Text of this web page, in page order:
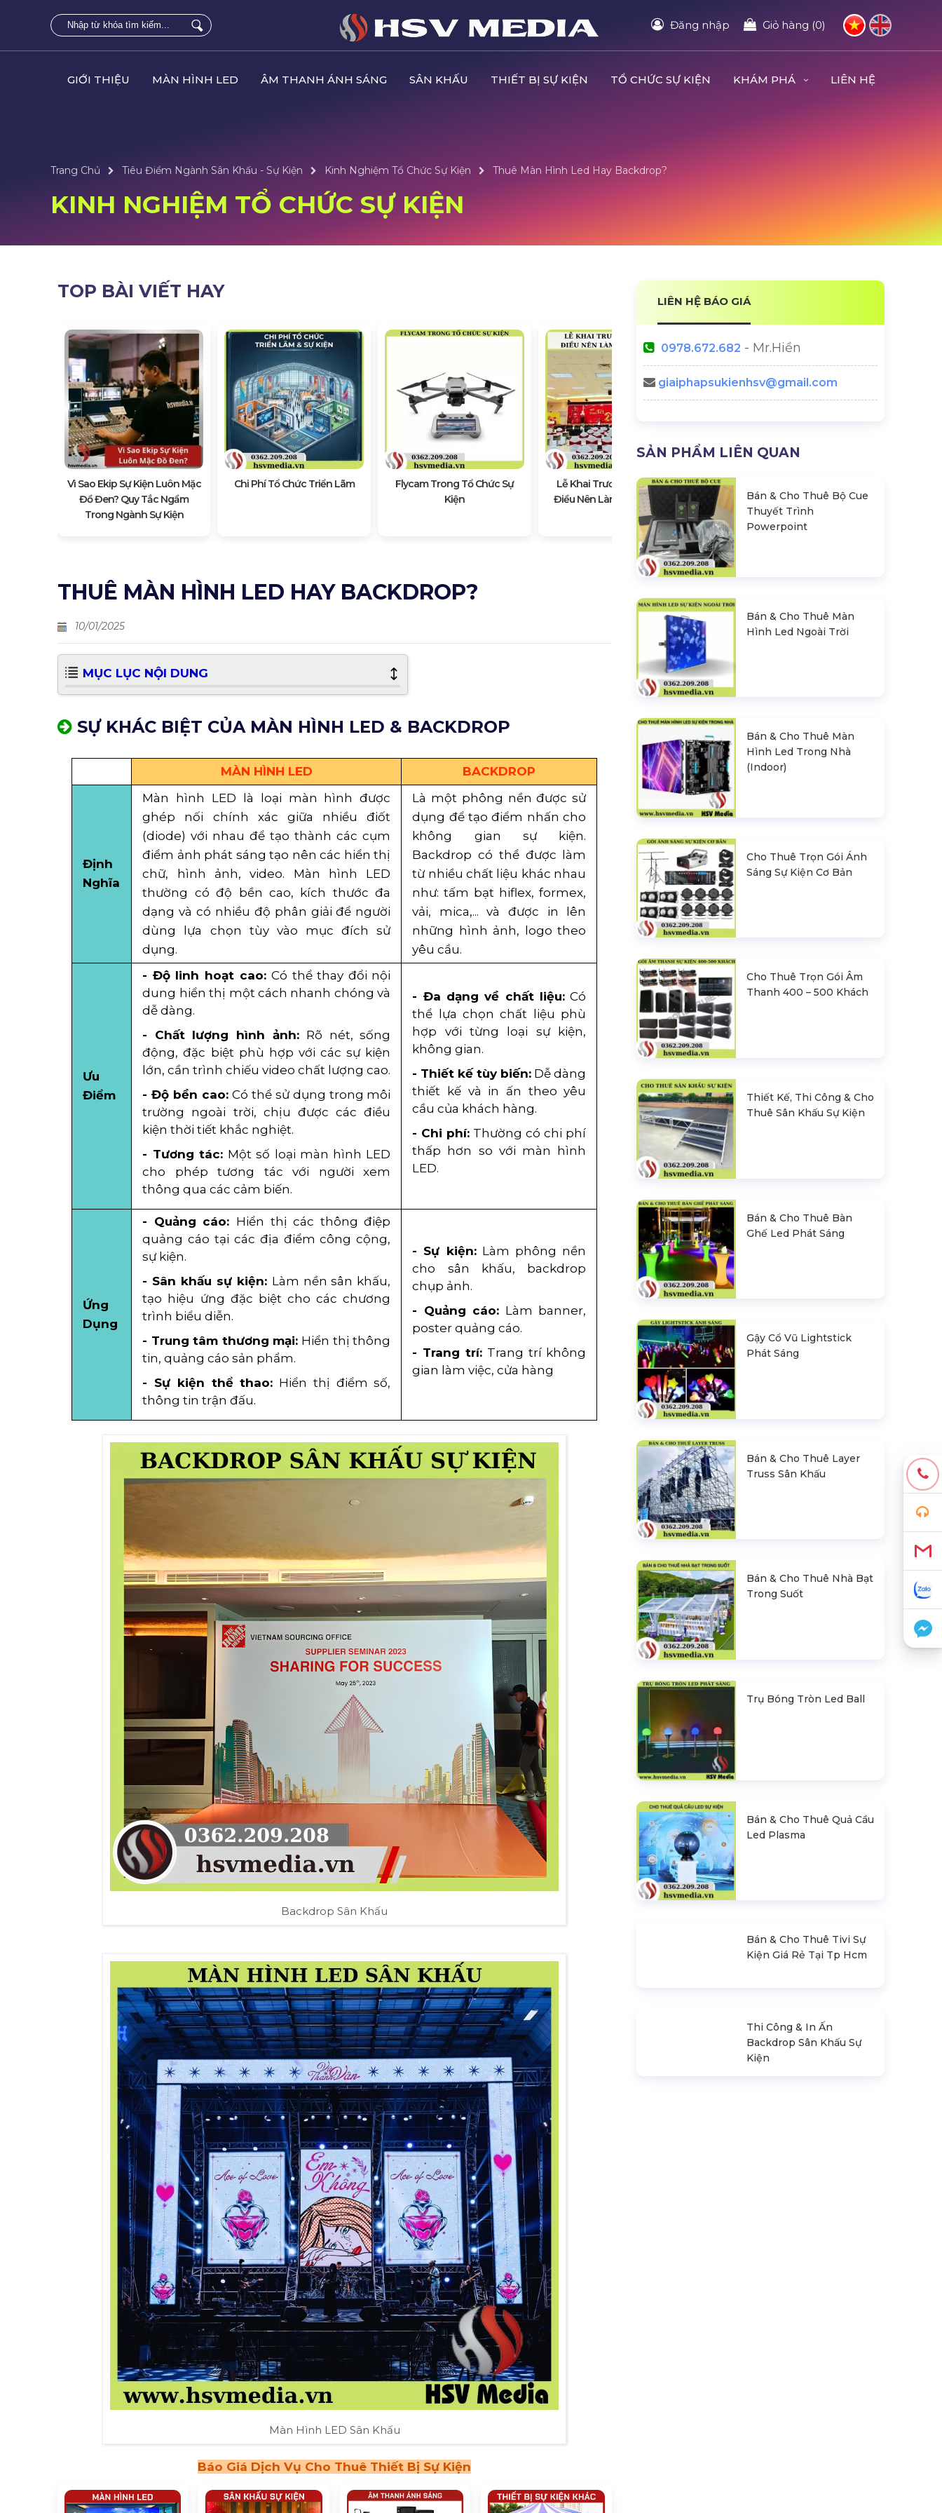
Đăng nhập Giỏ hàng (0)
GIỚI THIỆU MÀN HÌNH LED ÂM THANH ÁNH SÁNG SÂN KHẤU THIẾT BỊ SỰ KIỆN TỔ CHỨC SỰ KIỆN KHÁM PHÁ LIÊN HỆ
Trang Chủ Tiêu Điểm Ngành Sân Khấu - Sự Kiện Kinh Nghiệm Tổ Chức Sự Kiện Thuê Màn Hình Led Hay Backdrop?
KINH NGHIỆM TỔ CHỨC SỰ KIỆN
TOP BÀI VIẾT HAY
Vì Sao Ekip Sự Kiện Luôn Mặc
Đồ Đen? Quy Tắc Ngầm
Trong Ngành Sự Kiện
Chi Phí Tổ Chức Triển Lãm
Flycam Trong Tổ Chức Sự
Kiện
Lễ Khai Trương Đầu Năm:
Điều Nên Làm & Cần Tránh
Đồ Đen? Quy Tắc Ngầm
THUÊ MÀN HÌNH LED HAY BACKDROP?
10/01/2025
MỤC LỤC NỘI DUNG
SỰ KHÁC BIỆT CỦA MÀN HÌNH LED & BACKDROP
MÀN HÌNH LED BACKDROP
Định
Nghĩa
Màn hình LED là loại màn hình được
ghép nối chính xác giữa nhiều điốt
(diode) với nhau để tạo thành các cụm
điểm ảnh phát sáng tạo nên các hiển thị
chữ, hình ảnh, video. Màn hình LED
thường có độ bền cao, kích thước đa
dạng và có nhiều độ phân giải để người
dùng lựa chọn tùy vào mục đích sử
dụng.
Là một phông nền được sử
dụng để tạo điểm nhấn cho
không gian sự kiện.
Backdrop có thể được làm
từ nhiều chất liệu khác nhau
như: tấm bạt hiflex, formex,
vải, mica,... và được in lên
những hình ảnh, logo theo
yêu cầu.
Ưu
Điểm
- Độ linh hoạt cao: Có thể thay đổi nội
dung hiển thị một cách nhanh chóng và
dễ dàng.
- Chất lượng hình ảnh: Rõ nét, sống
động, đặc biệt phù hợp với các sự kiện
lớn, cần trình chiếu video chất lượng cao.
- Độ bền cao: Có thể sử dụng trong môi
trường ngoài trời, chịu được các điều
kiện thời tiết khắc nghiệt.
- Tương tác: Một số loại màn hình LED
cho phép tương tác với người xem
thông qua các cảm biến.
- Đa dạng về chất liệu:Có
thể lựa chọn chất liệu phù
hợp với từng loại sự kiện,
không gian.
- Thiết kế tùy biến: Dễ dàng
thiết kế và in ấn theo yêu
cầu của khách hàng.
- Chi phí: Thường có chi phí
thấp hơn so với màn hình
LED.
Ứng
Dụng
- Quảng cáo: Hiển thị các thông điệp
quảng cáo tại các địa điểm công cộng,
sự kiện.
- Sân khấu sự kiện: Làm nền sân khấu,
tạo hiệu ứng đặc biệt cho các chương
trình biểu diễn.
- Trung tâm thương mại: Hiển thị thông
tin, quảng cáo sản phẩm.
- Sự kiện thể thao: Hiển thị điểm số,
thông tin trận đấu.
- Sự kiện:Làm phông nền
cho sân khấu, backdrop
chụp ảnh.
- Quảng cáo: Làm banner,
poster quảng cáo.
- Trang trí:Trang trí không
gian làm việc, cửa hàng
Backdrop Sân Khấu
Màn Hình LED Sân Khấu
Báo Giá Dịch Vụ Cho Thuê Thiết Bị Sự Kiện
LIÊN HỆ BÁO GIÁ
0978.672.682 - Mr.Hiền
giaiphapsukienhsv@gmail.com
SẢN PHẨM LIÊN QUAN
Bán & Cho Thuê Bộ Cue
Thuyết Trình
Powerpoint
Bán & Cho Thuê Màn
Hình Led Ngoài Trời
Bán & Cho Thuê Màn
Hình Led Trong Nhà
(Indoor)
Cho Thuê Trọn Gói Ánh
Sáng Sự Kiện Cơ Bản
Cho Thuê Trọn Gói Âm
Thanh 400 – 500 Khách
Thiết Kế, Thi Công & Cho
Thuê Sân Khấu Sự Kiện
Bán & Cho Thuê Bàn
Ghế Led Phát Sáng
Gậy Cổ Vũ Lightstick
Phát Sáng
Bán & Cho Thuê Layer
Truss Sân Khấu
Bán & Cho Thuê Nhà Bạt
Trong Suốt
Trụ Bóng Tròn Led Ball
Bán & Cho Thuê Quả Cầu
Led Plasma
Bán & Cho Thuê Tivi Sự
Kiện Giá Rẻ Tại Tp Hcm
Thi Công & In Ấn